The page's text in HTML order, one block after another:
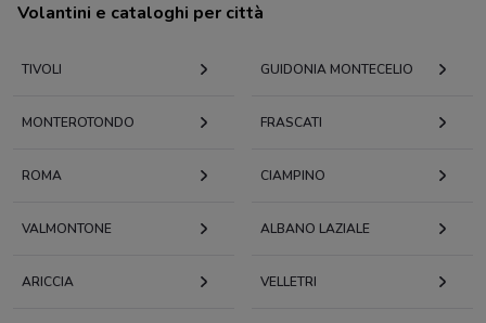
Volantini e cataloghi per città
TIVOLI GUIDONIA MONTECELIO
MONTEROTONDO FRASCATI
ROMA CIAMPINO
VALMONTONE ALBANO LAZIALE
ARICCIA VELLETRI